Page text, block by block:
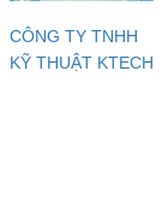
Rơ Le An Toàn
CÔNG TY TNHH
KỸ THUẬT KTECH